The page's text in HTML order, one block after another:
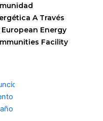
A Través
European Energy
Facility